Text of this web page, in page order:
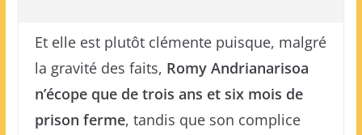
Et elle est plutôt clémente puisque, malgré
la gravité des faits, Romy Andrianarisoa
n’écope que de trois ans et six mois de
prison ferme, tandis que son complice